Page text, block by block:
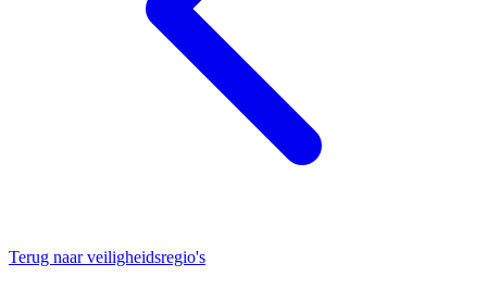
Terug naar veiligheidsregio's